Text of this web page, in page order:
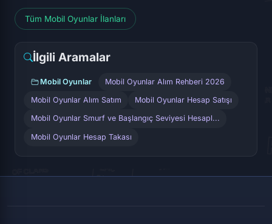
Tüm Mobil Oyunlar İlanları
İlgili Aramalar
Mobil Oyunlar Mobil Oyunlar Alım Rehberi 2026
Mobil Oyunlar Alım Satım Mobil Oyunlar Hesap Satışı
Mobil Oyunlar Smurf ve Başlangıç Seviyesi Hesapl...
Mobil Oyunlar Hesap Takası